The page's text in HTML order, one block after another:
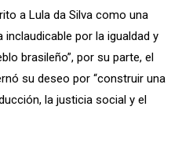
a Lula da Silva como una
inclaudicable por la igualdad y
brasileño”, por su parte, el
su deseo por “construir una
la justicia social y el